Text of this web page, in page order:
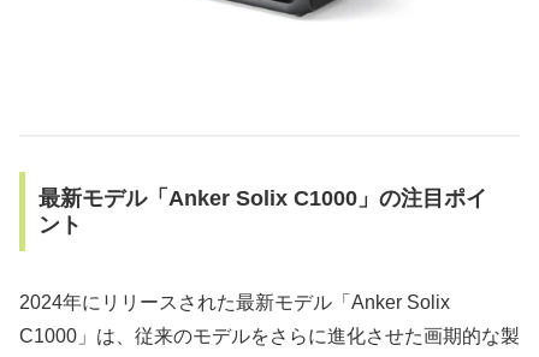
最新モデル「Anker Solix C1000」の注目ポイ
ント
2024年にリリースされた最新モデル「Anker Solix
C1000」は、従来のモデルをさらに進化させた画期的な製